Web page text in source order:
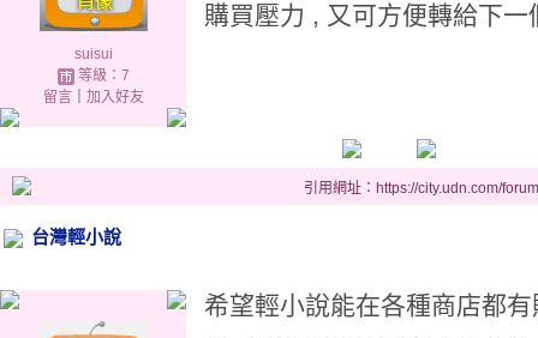
suisui
等級：7
留言｜ 加入好友
購買壓力 , 又可方便轉給下
引用網址：https://city.udn.com/
台灣輕小說
希望輕小說能在各種商店都